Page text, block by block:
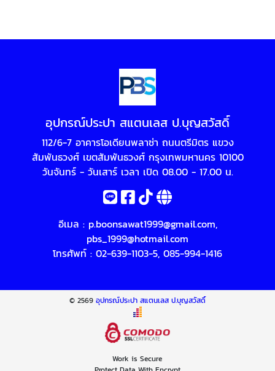
อุปกรณ์ประปา สแตนเลส ป.บุญสวัสดิ์
112/6-7 อาคารโอเดียนพลาซ่า ถนนตรีมิตร แขวง
สัมพันธวงศ์ เขตสัมพันธวงศ์ กรุงเทพมหานคร 10100
วันจันทร์ - วันเสาร์ เวลา เปิด 08.00 - 17.00 น.
อีเมล : p.boonsawat1999@gmail.com,
pbs_1999@hotmail.com
โทรศัพท์ : 02-639-1103-5, 085-994-1416
© 2569 อุปกรณ์ประปา สแตนเลส ป.บุญสวัสดิ์
Work is Secure